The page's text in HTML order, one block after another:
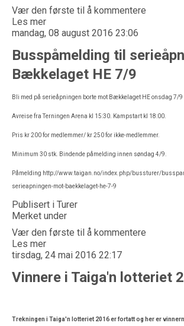
Vær den første til å kommentere
Les mer
mandag, 08 august 2016 23:06
Busspåmelding til
Bækkelaget HE 7/9
Bli med på serieåpningen borte mot Bækkelaget HE onsdag 7/9
Avreise fra Terningen Arena kl 15:30. Kampstart kl 18:00.
Pris kr 200 for medlemmer/ kr 250 for ikke-medlemmer.
Minimum 30 stk. Bindende påmelding innen søndag 4/9.
Påmelding http://www.taigan.no/index.php/bussturer/
serieapningen-mot-baekkelaget-he-7-9
Publisert i Turer
Merket under
Vær den første til å kommentere
Les mer
tirsdag, 24 mai 2016 22:17
Vinnere i Taiga'n lotteriet
Trekningen i Taiga'n lotteriet 2016 er fortatt og her er